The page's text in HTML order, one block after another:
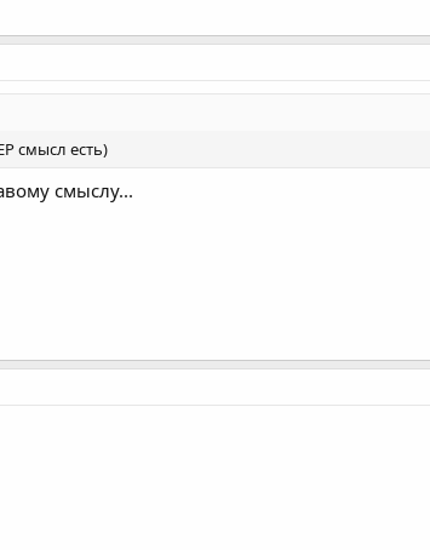
смысл есть)
смыслу...